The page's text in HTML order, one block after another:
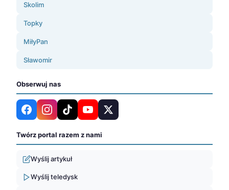
Skolim
Topky
MiłyPan
Sławomir
Obserwuj nas
Twórz portal razem z nami
Wyślij artykuł
Wyślij teledysk